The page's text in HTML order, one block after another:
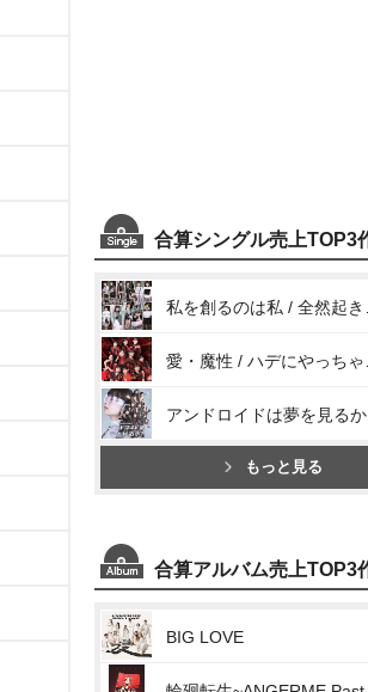
合算シングル売上TOP3
もっと見る
合算アルバム売上TOP3
BIG LOVE